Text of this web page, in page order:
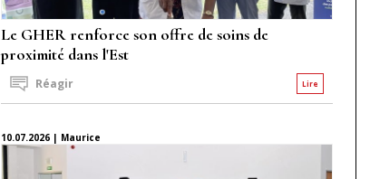
Le GHER renforce son offre de soins de
proximité dans l'Est
Lire
Réagir
10.07.2026 | Maurice